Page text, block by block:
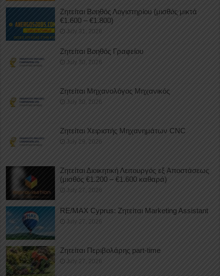
Ζητείται Βοηθός Λογιστηρίου (μισθός μικτά
€1.600 – €1.800)
July 31, 2026
Ζητείται Βοηθός Γραφείου
July 30, 2026
Ζητείται Μηχανολόγος Μηχανικός
July 30, 2026
Ζητείται Χειριστής Μηχανημάτων CNC
July 29, 2026
Ζητείται Διοικητική Λειτουργός εξ Αποστάσεως
(μισθός €1.200 – €1.600 καθαρά)
July 27, 2026
RE/MAX Cyprus: Ζητείται Marketing Assistant
July 27, 2026
Ζητείται Περιβολάρης part-time
July 27, 2026